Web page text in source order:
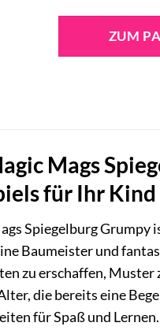
ZUM
Mags
für Ihr Kind
Spiegelburg Grumpy
Baumeister und
zu erschaffen,
die bereits eine
für Spaß und Lernen.